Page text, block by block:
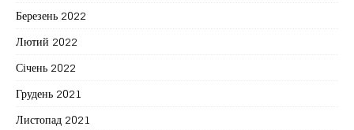
Березень 2022
Лютий 2022
Січень 2022
Грудень 2021
Листопад 2021